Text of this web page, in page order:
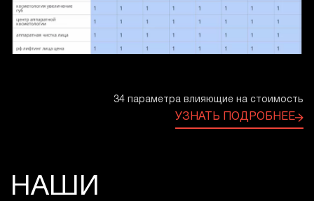
34 параметра влияющие на стоимость
УЗНАТЬ ПОДРОБНЕЕ
НАШИ